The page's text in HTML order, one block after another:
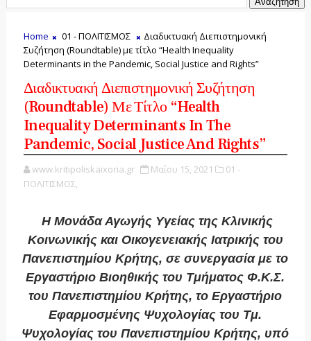
Home 01 - ΠΟΛΙΤΙΣΜΟΣ
Διαδικτυακή Διεπιστημονική
Συζήτηση (Roundtable) με τίτλο “Health Inequality
Determinants in the Pandemic, Social Justice and Rights”
Διαδικτυακή Διεπιστημονική Συζήτηση
(Roundtable) Με Τίτλο “Health
Inequality Determinants In The
Pandemic, Social Justice And Rights”
www.kritipoliskaixoria.gr Μαΐου 15, 2021
01 -
ΠΟΛΙΤΙΣΜΟΣ,
Η Μονάδα Αγωγής Υγείας της Κλινικής
Κοινωνικής και Οικογενειακής Ιατρικής του
Πανεπιστημίου Κρήτης, σε συνεργασία με το
Εργαστήριο Βιοηθικής του Τμήματος Φ.Κ.Σ.
του Πανεπιστημίου Κρήτης, το Εργαστήριο
Εφαρμοσμένης Ψυχολογίας του Τμ.
Ψυχολογίας του Πανεπιστημίου Κρήτης, υπό